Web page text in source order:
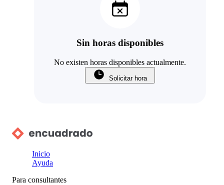
Sin horas disponibles
No existen horas disponibles actualmente.
Solicitar hora
Inicio
Ayuda
Para consultantes